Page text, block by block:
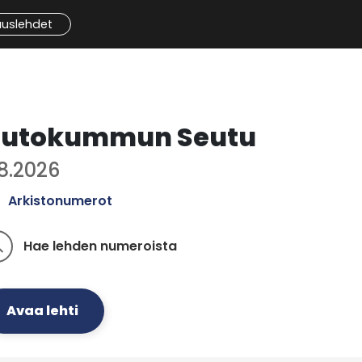
Seutu
Arkistonumerot
Hae lehden numeroista
Avaa lehti